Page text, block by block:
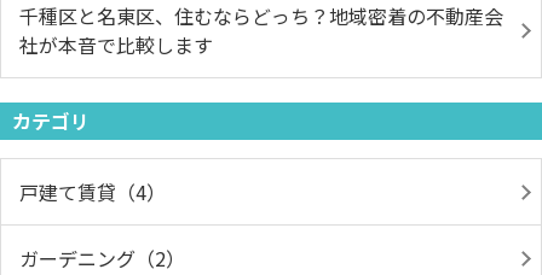
千種区と名東区、住むならどっち？地域密着の不動産会
社が本音で比較します
カテゴリ
戸建て賃貸（4）
ガーデニング（2）